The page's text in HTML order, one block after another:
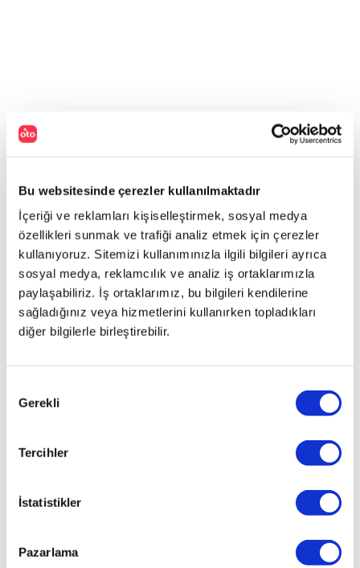
Bu websitesinde çerezler kullanılmaktadır
İçeriği ve reklamları kişiselleştirmek, sosyal medya
özellikleri sunmak ve trafiği analiz etmek için çerezler
kullanıyoruz. Sitemizi kullanımınızla ilgili bilgileri ayrıca
sosyal medya, reklamcılık ve analiz iş ortaklarımızla
paylaşabiliriz. İş ortaklarımız, bu bilgileri kendilerine
sağladığınız veya hizmetlerini kullanırken topladıkları
diğer bilgilerle birleştirebilir.
Seçimi
Gerekli
Tercihler
İstatistikler
Pazarlama